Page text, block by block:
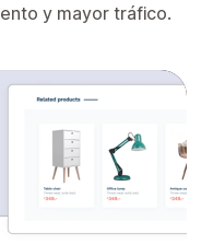
y mayor tráfico.